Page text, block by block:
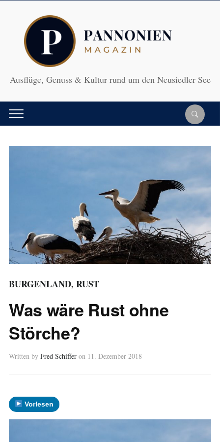
Ausflüge, Genuss & Kultur rund um den Neusiedler See
BURGENLAND, RUST
Was wäre Rust ohne
Störche?
Written by Fred Schiffer on 11. Dezember 2018
Vorlesen